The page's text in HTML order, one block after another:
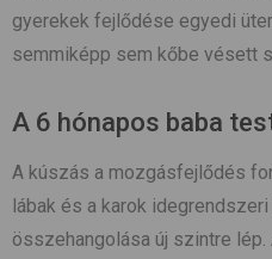
gyerekek fejlődése egyedi
semmiképp sem kőbe vésett
A 6 hónapos baba
A kúszás a mozgásfejlődés
lábak és a karok
összehangolása új szintre